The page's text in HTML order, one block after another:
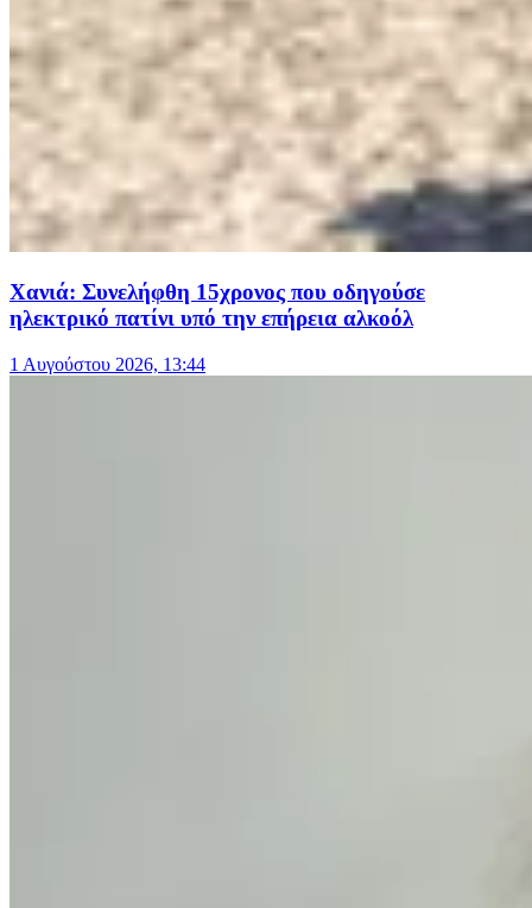
Χανιά: Συνελήφθη 15χρονος που οδηγούσε
ηλεκτρικό πατίνι υπό την επήρεια αλκοόλ
1 Αυγούστου 2026, 13:44